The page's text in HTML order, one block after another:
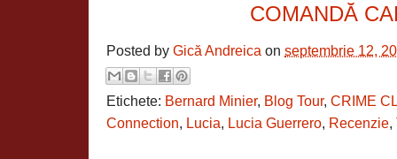
COMANDĂ
Posted by Gică Andreica on septembrie 12,
Etichete: Bernard Minier, Blog Tour, CRIME
Connection, Lucia, Lucia Guerrero, Recenzie,